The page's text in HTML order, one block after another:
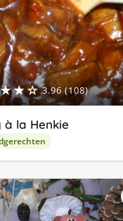
3.96 (108)
à la Henkie